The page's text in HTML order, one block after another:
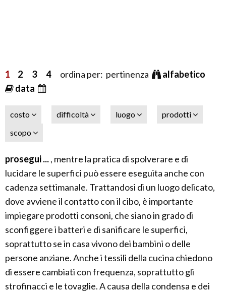
1 2 3 4ordina per: pertinenza
alfabetico
data
costo difficoltà luogo
prodotti
scopo
prosegui ..., mentre la pratica di spolverare e di
lucidare le superfici può essere eseguita anche con
cadenza settimanale. Trattandosi di un luogo delicato,
dove avviene il contatto con il cibo, è importante
impiegare prodotti consoni, che siano in grado di
sconfiggere i batteri e di sanificare le superfici,
soprattutto se in casa vivono dei bambini o delle
persone anziane. Anche i tessili della cucina chiedono
di essere cambiati con frequenza, soprattutto gli
strofinacci e le tovaglie. A causa della condensa e dei